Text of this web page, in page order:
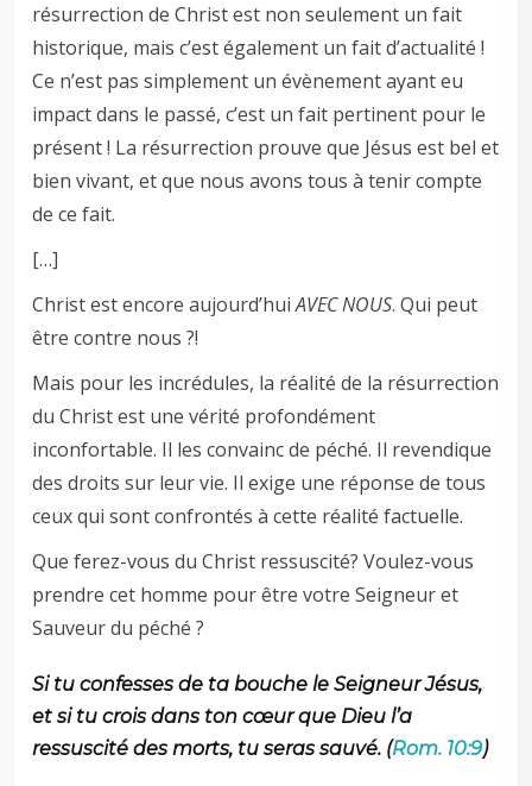
résurrection de Christ est non seulement un fait
historique, mais c’est également un fait d’actualité !
Ce n’est pas simplement un évènement ayant eu
impact dans le passé, c’est un fait pertinent pour le
présent ! La résurrection prouve que Jésus est bel et
bien vivant, et que nous avons tous à tenir compte
de ce fait.
[…]
Christ est encore aujourd’huiAVEC NOUS. Qui peut
être contre nous ?!
Mais pour les incrédules, la réalité de la résurrection
du Christ est une vérité profondément
inconfortable. Il les convainc de péché. Il revendique
des droits sur leur vie. Il exige une réponse de tous
ceux qui sont confrontés à cette réalité factuelle.
Que ferez-vous du Christ ressuscité? Voulez-vous
prendre cet homme pour être votre Seigneur et
Sauveur du péché ?
Si tu confesses de ta bouche le Seigneur Jésus,
et si tu crois dans ton cœur que Dieu l’a
ressuscité des morts, tu seras sauvé. (Rom. 10:9)